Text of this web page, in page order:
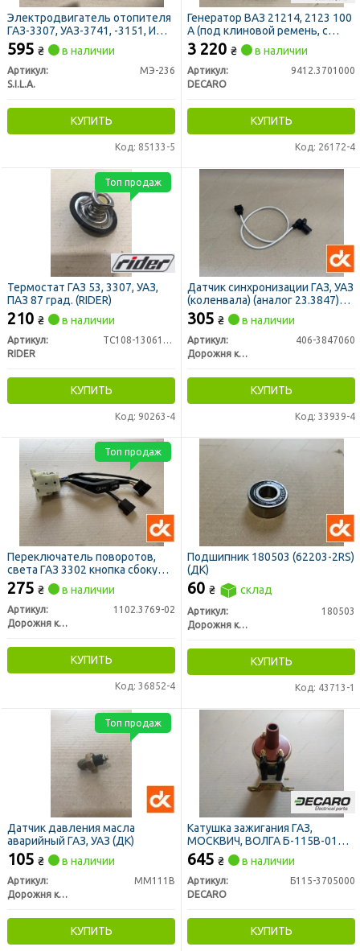
Электродвигатель отопителя
ГАЗ-3307, УАЗ-3741, -3151, ИЖ
(12В 25Вт) (S.I.L.A. AC, Калуга)
595 ₴ в наличии
Артикул:
МЭ-236
S.I.L.A.
КУПИТЬ
Код: 85133-5
Генератор ВАЗ 21214, 2123 100
А (под клиновой ремень, с
нижн. расп. двигателя)
(DECARO)
3 220 ₴ в наличии
Артикул:
9412.3701000
DECARO
КУПИТЬ
Код: 26172-4
Термостат ГАЗ 53, 3307, УАЗ,
ПАЗ 87 град. (RIDER)
210 ₴ в наличии
Артикул:
TC108-1306100-087
RIDER
КУПИТЬ
Код: 90263-4
Топ продаж
Датчик синхронизации ГАЗ, УАЗ
(коленвала) (аналог 23.3847)
<ДК>
305 ₴ в наличии
Артикул:
406-3847060
Дорожня карта
КУПИТЬ
Код: 33939-4
Переключатель поворотов,
света ГАЗ 3302 кнопка сбоку
(ДК)
275 ₴ в наличии
Артикул:
1102.3769-02
Дорожня карта
КУПИТЬ
Код: 36852-4
Топ продаж
Подшипник 180503 (62203-2RS)
(ДК)
60 ₴ склад
Артикул:
180503
Дорожня карта
КУПИТЬ
Код: 43713-1
Датчик давления масла
аварийный ГАЗ, УАЗ (ДК)
105 ₴ в наличии
Артикул:
ММ111В
Дорожня карта
КУПИТЬ
Топ продаж
Катушка зажигания ГАЗ,
МОСКВИЧ, ВОЛГА Б-115В-01
(контактная) (DECARO)
645 ₴ в наличии
Артикул:
Б115-3705000
DECARO
КУПИТЬ